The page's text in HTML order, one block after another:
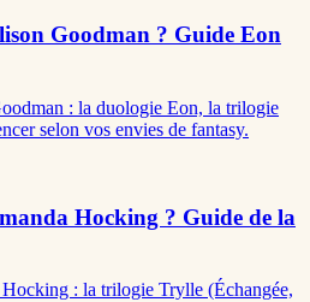
Goodman ? Guide Eon
: la duologie Eon, la trilogie
selon vos envies de fantasy.
Hocking ? Guide de la
: la trilogie Trylle (Échangée,